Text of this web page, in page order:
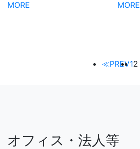
MORE MORE
≪PREV12
オフィス・法人等